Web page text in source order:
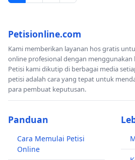
Petisionline.com
Kami memberikan layanan hos gratis
online profesional dengan menggunakan
Petisi kami dikutip di berbagai media
petisi adalah cara yang tepat untuk
para pembuat keputusan.
Panduan
Cara Memulai Petisi
Online